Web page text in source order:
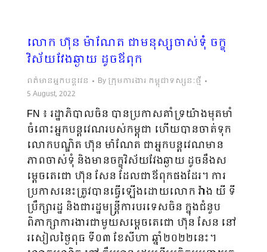
លោក ហ៊ុន ម៉ាណែត ជាមនុស្សចាស់ទុំ ចក្ខុ
វិស័យវែងឆ្ងាយ ដូចឪពុក
ពត៌មានអ្នកបន្តវេន By ក្រុមការងារ កម្ពុជាទស្សនៈថ្មី
5 August, 2022
FN ៖ រដ្ឋាភិបាលចិន បានប្រកាសគាំទ្រយ៉ាងមុតមាំ
ចំពោះអ្នកបន្តវេណរបស់កម្ពុជា ហើយបានចាត់ទុក
លោកបណ្ឌិត ហ៊ុន មា៉ណែត ជាអ្នកបន្តវេណមាន
ភាពចាស់ទុំ និងមានចក្ខុវិស័យវែងឆ្ងាយ ដូចនឹងស
ម្តេចតេជោ ហ៊ុន សែន ដែលជាឪពុកផងដែរ។ ការ
ប្រកាសនេះត្រូវបានធ្វើឡើងដោយលោក វ៉ាង យី ទី
ប្រឹក្សារដ្ឋ និងជារដ្ឋមន្ត្រីការបរទេសចិន ក្នុងជំនួប
ពិភាក្សាការងារជាមួយសម្តេចតេជោ ហ៊ុន សែន នៅ
រសៀលថ្ងៃពុធ ទី០៣ ខែសីហា ឆ្នាំ២០២២នេះ។